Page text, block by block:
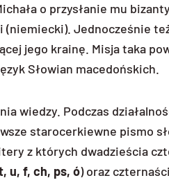
o przysłanie mu
(niemiecki). Jednocześnie
jego krainę. Misja taka
Słowian macedońskich.
wiedzy. Podczas
starocerkiewne pismo
z których dwadzieścia
u, f, ch, ps, ó) oraz